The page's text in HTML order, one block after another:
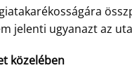
jelenti ugyanazt az
közelében